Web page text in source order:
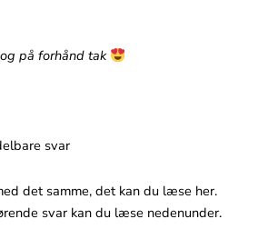
på forhånd tak
svar
det samme, det kan du læse her.
svar kan du læse nedenunder.